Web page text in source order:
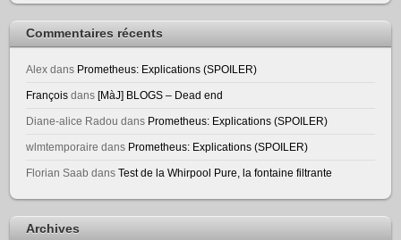
Commentaires récents
Alex dans Prometheus: Explications (SPOILER)
François dans [MàJ] BLOGS – Dead end
Diane-alice Radou dans Prometheus: Explications (SPOILER)
wlmtemporaire dans Prometheus: Explications (SPOILER)
Florian Saab dansTest de la Whirpool Pure, la fontaine filtrante
Archives